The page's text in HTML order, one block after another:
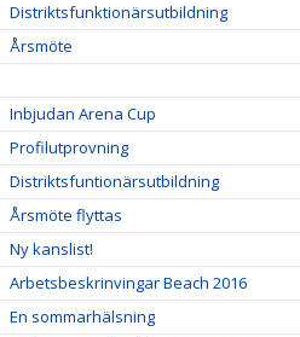
Distriktsfunktionärsutbildning
Årsmöte
Inbjudan Arena Cup
Profilutprovning
Distriktsfuntionärsutbildning
Årsmöte flyttas
Ny kanslist!
Arbetsbeskrinvingar Beach 2016
En sommarhälsning